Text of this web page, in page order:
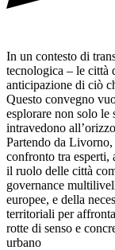
In un contesto di
tecnologica – le città
anticipazione di ciò
Questo convegno
esplorare non solo le
intravedono
Partendo da
confronto tra esperti,
il ruolo delle città
governance
europee, e della
territoriali per
rotte di senso e
urbano